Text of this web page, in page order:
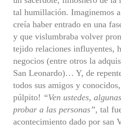
tal humillación. Imaginemos
creía haber entrado en una
y que vislumbraba volver
tejido relaciones influyentes,
negocios (entre otros la
San Leonardo)… Y, de
todos sus amigos y
púlpito! “Ven ustedes,
probar a las personas”, tal
acontecimiento dado por san